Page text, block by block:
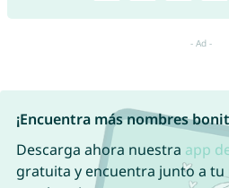
¡Encuentra más nombres
Descarga ahora nuestra app
gratuita y encuentra junto a